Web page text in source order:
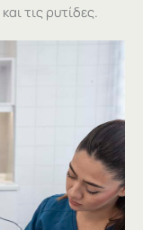
τις ρυτίδες.